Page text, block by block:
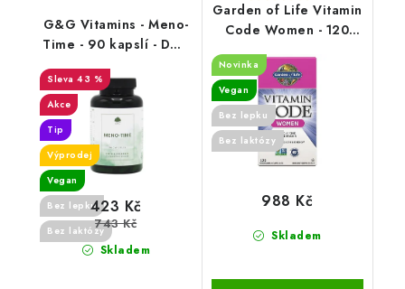
G&G Vitamins - Meno-
Time - 90 kapslí - DMS
23.3.2026
43 %
Akce
Tip
Výprodej
Vegan
Bez lepku
Bez laktózy
Skladem
423 Kč
743 Kč
Garden of Life Vitamin
Code Women - 120
Novinka
Vegan
Bez lepku
Bez laktózy
Skladem
988 Kč